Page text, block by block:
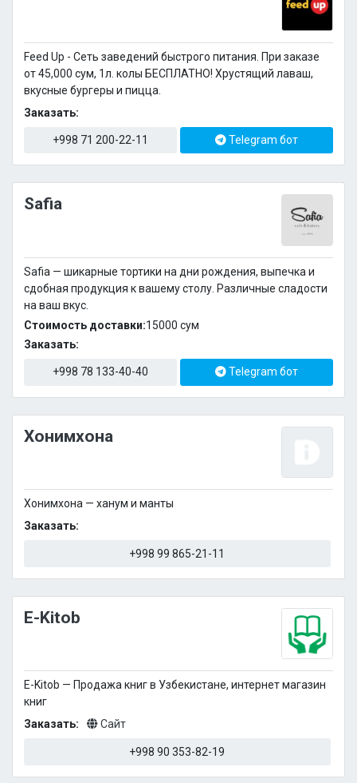
Feed Up - Сеть заведений быстрого питания. При заказе
от 45,000 сум, 1л. колы БЕСПЛАТНО! Хрустящий лаваш,
вкусные бургеры и пицца.
Заказать:
+998 71 200-22-11 Telegram бот
Safia
Safia — шикарные тортики на дни рождения, выпечка и
сдобная продукция к вашему столу. Различные сладости
на ваш вкус.
Стоимость доставки:15000 cум
Заказать:
+998 78 133-40-40 Telegram бот
Хонимхона
Хонимхона — ханум и манты
Заказать:
+998 99 865-21-11
E-Kitob
E-Kitob — Продажа книг в Узбекистане, интернет магазин
книг
Заказать:
Сайт
+998 90 353-82-19